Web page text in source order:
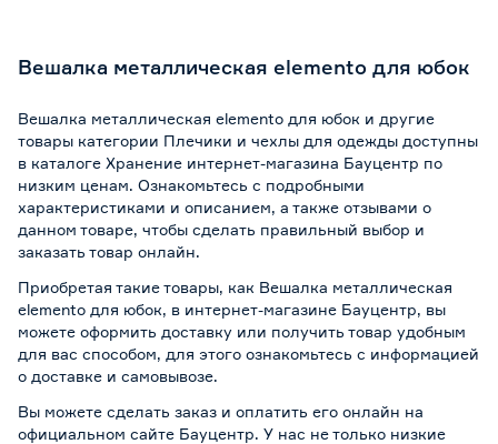
Вешалка металлическая elemento для юбок
Вешалка металлическая elemento для юбок и другие
товары категории Плечики и чехлы для одежды доступны
в каталоге Хранение интернет-магазина Бауцентр по
низким ценам. Ознакомьтесь с подробными
характеристиками и описанием, а также отзывами о
данном товаре, чтобы сделать правильный выбор и
заказать товар онлайн.
Приобретая такие товары, как Вешалка металлическая
elemento для юбок, в интернет-магазине Бауцентр, вы
можете оформить доставку или получить товар удобным
для вас способом, для этого ознакомьтесь с информацией
о доставке и самовывозе.
Вы можете сделать заказ и оплатить его онлайн на
официальном сайте Бауцентр. У нас не только низкие